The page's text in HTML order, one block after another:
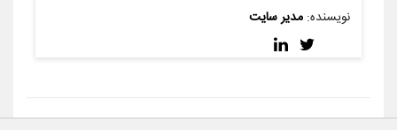
نویسنده: مدیر سایت